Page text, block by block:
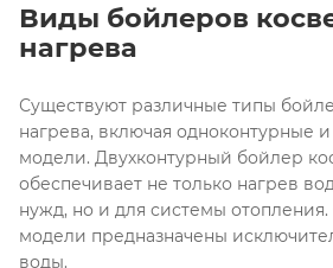
Виды бойлеров
нагрева
Существуют различные типы
нагрева, включая одноконтурные
модели. Двухконтурный бойлер
обеспечивает не только нагрев
нужд, но и для системы
модели предназначены
воды.